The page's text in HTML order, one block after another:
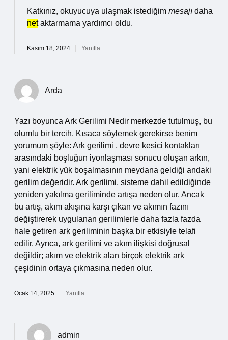
Katkınız, okuyucuya ulaşmak istediğim mesajı daha
netaktarmama yardımcı oldu.
Kasım 18, 2024 Yanıtla
Arda
Yazı boyunca Ark Gerilimi Nedir merkezde tutulmuş, bu
olumlu bir tercih. Kısaca söylemek gerekirse benim
yorumum şöyle: Ark gerilimi , devre kesici kontakları
arasındaki boşluğun iyonlaşması sonucu oluşan arkın,
yani elektrik yük boşalmasının meydana geldiği andaki
gerilim değeridir. Ark gerilimi, sisteme dahil edildiğinde
yeniden yakılma geriliminde artışa neden olur. Ancak
bu artış, akım akışına karşı çıkan ve akımın fazını
değiştirerek uygulanan gerilimlerle daha fazla fazda
hale getiren ark geriliminin başka bir etkisiyle telafi
edilir. Ayrıca, ark gerilimi ve akım ilişkisi doğrusal
değildir; akım ve elektrik alan birçok elektrik ark
çeşidinin ortaya çıkmasına neden olur.
Ocak 14, 2025 Yanıtla
admin